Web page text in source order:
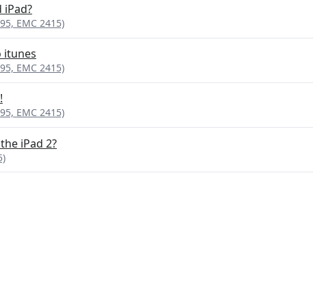
EMC 2415)
itunes
EMC 2415)
EMC 2415)
iPad 2?